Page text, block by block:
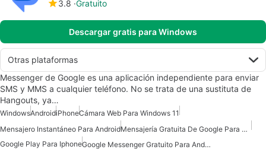
3.8 Gratuito
Descargar gratis para Windows
Otras plataformas
Messenger de Google es una aplicación independiente para enviar
SMS y MMS a cualquier teléfono. No se trata de una sustituta de
Hangouts, ya…
WindowsAndroidiPhoneCámara Web Para Windows 11
Mensajero Instantáneo Para Android
Mensajería Gratuita De Google Para Android
Google Play Para Iphone
Google Messenger Gratuito Para Android